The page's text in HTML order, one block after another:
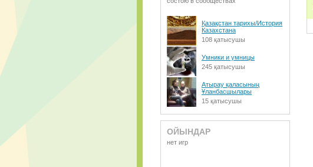
Қазақстан тарихы/История
Казахстана
108 қатысушы
Умники и умницы
245 қатысушы
Атырау қаласының
Ұланбасшылары
15 қатысушы
ОЙЫНДАР
нет игр